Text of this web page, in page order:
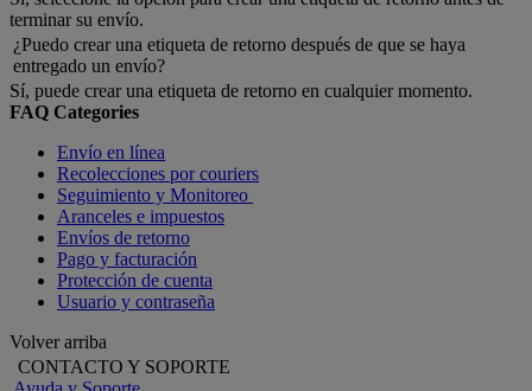
terminar su envío.
¿Puedo crear una etiqueta de retorno después de que se haya
entregado un envío?
Sí, puede crear una etiqueta de retorno en cualquier momento.
FAQ Categories
Envío en línea
Recolecciones por couriers
Seguimiento y Monitoreo
Aranceles e impuestos
Envíos de retorno
Pago y facturación
Protección de cuenta
Usuario y contraseña
Volver arriba
CONTACTO Y SOPORTE